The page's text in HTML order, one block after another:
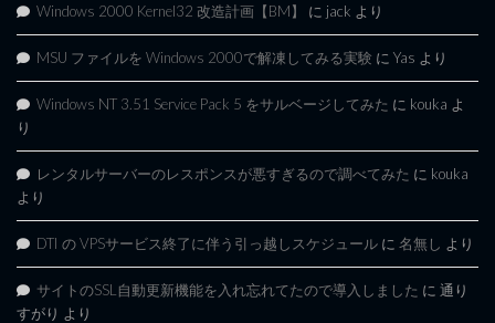
Windows 2000 Kernel32 改造計画【BM】 に jack より
MSU ファイルを Windows 2000で解凍してみる実験 に Yas より
Windows NT 3.51 Service Pack 5 をサルベージしてみた に kouka よ
り
レンタルサーバーのレスポンスが悪すぎるので調べてみた に kouka
より
DTI の VPSサービス終了に伴う引っ越しスケジュール に 名無し より
サイトのSSL自動更新機能を入れ忘れてたので導入しました に 通り
すがり より